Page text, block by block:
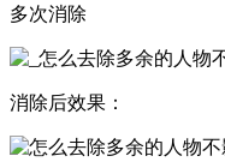
多次消除
消除后效果：